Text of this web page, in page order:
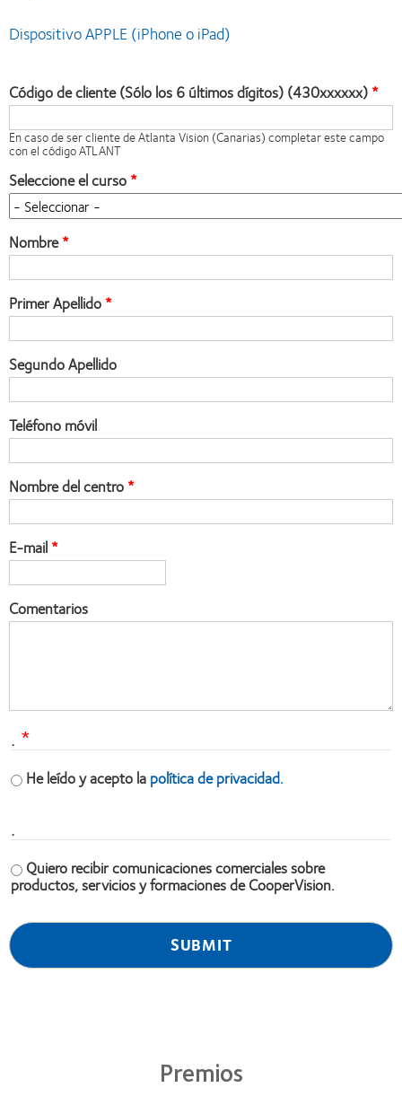
Dispositivo APPLE (iPhone o iPad)
Código de cliente (Sólo los 6 últimos dígitos) (430xxxxxx)
En caso de ser cliente de Atlanta Vision (Canarias) completar este campo
con el código ATLANT
Seleccione el curso
Nombre
Primer Apellido
Segundo Apellido
Teléfono móvil
Nombre del centro
E-mail
Comentarios
.
He leído y acepto lapolítica de privacidad.
.
Quiero recibir comunicaciones comerciales sobre
productos, servicios y formaciones de CooperVision.
Premios